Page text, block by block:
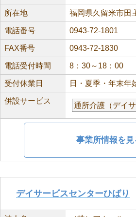
所在地 福岡県久留米市田
電話番号 0943-72-1801
FAX番号 0943-72-1830
電話受付時間 8：30～18：00
受付休業日 日・夏季・年末年
併設サービス
通所介護（デイサ
事業所情報を見
デイサービスセンターひばり